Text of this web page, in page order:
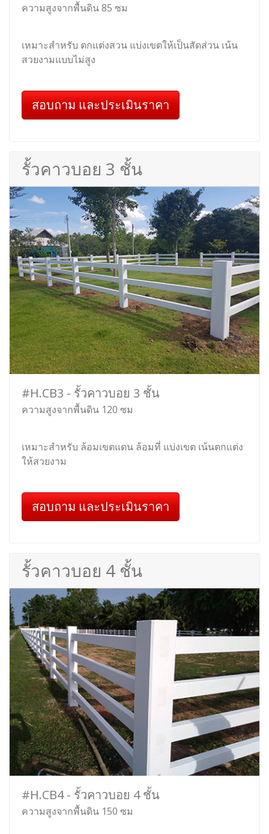
ความสูงจากพื้นดิน 85 ซม
เหมาะสำหรับ ตกแต่งสวน แบ่งเขตให้เป็นสัดส่วน เน้น
สวยงามแบบไม่สูง
สอบถาม และประเมินราคา
รั้วคาวบอย 3 ชั้น
#H.CB3 - รั้วคาวบอย 3 ชั้น
ความสูงจากพื้นดิน 120 ซม
เหมาะสำหรับ ล้อมเขตแดน ล้อมที่ แบ่งเขต เน้นตกแต่ง
ให้สวยงาม
สอบถาม และประเมินราคา
รั้วคาวบอย 4 ชั้น
#H.CB4 - รั้วคาวบอย 4 ชั้น
ความสูงจากพื้นดิน 150 ซม